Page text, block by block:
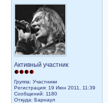
Активный участник
Группа: Участники
Регистрация: 19 Июн 2011, 11:39
Сообщений: 1180
Откуда: Барнаул